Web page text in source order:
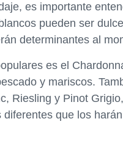
es importante
pueden ser
determinantes al
es el
y mariscos.
Riesling y Pinot
que los